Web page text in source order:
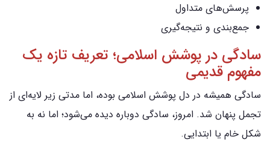
پرسش‌های متداول
جمع‌بندی و نتیجه‌گیری
سادگی در پوشش اسلامی؛ تعریف تازه یک
مفهوم قدیمی
سادگی همیشه در دل پوشش اسلامی بوده، اما مدتی زیر لایه‌ای از
تجمل پنهان شد. امروز، سادگی دوباره دیده می‌شود؛ اما نه به
شکل خام یا ابتدایی.